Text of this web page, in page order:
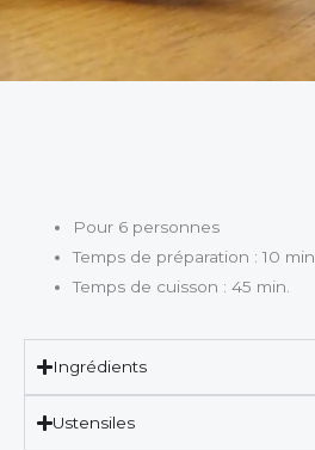
Pour 6 personnes
Temps de préparation : 10 min.
Temps de cuisson : 45 min.
Ingrédients
Ustensiles